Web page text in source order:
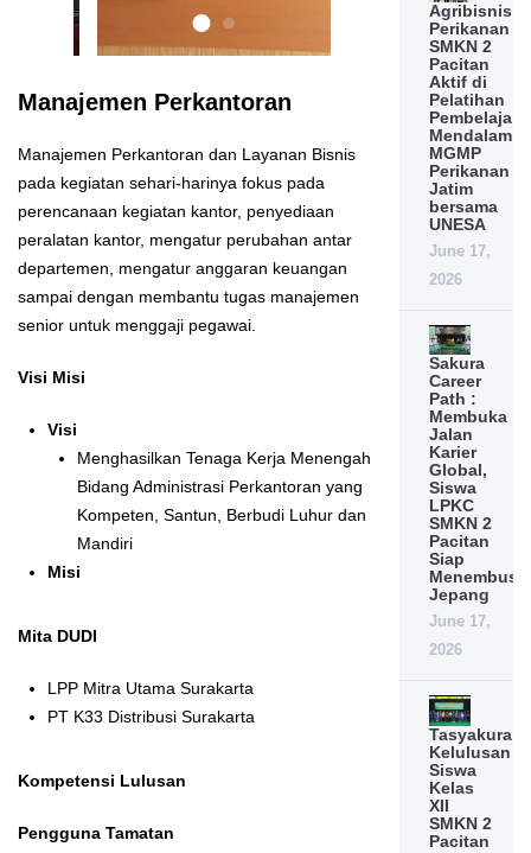
Manajemen Perkantoran
Manajemen Perkantoran dan Layanan Bisnis
pada kegiatan sehari-harinya fokus pada
perencanaan kegiatan kantor, penyediaan
peralatan kantor, mengatur perubahan antar
departemen, mengatur anggaran keuangan
sampai dengan membantu tugas manajemen
senior untuk menggaji pegawai.
Visi Misi
Visi
Menghasilkan Tenaga Kerja Menengah
Bidang Administrasi Perkantoran yang
Kompeten, Santun, Berbudi Luhur dan
Mandiri
Misi
Mita DUDI
LPP Mitra Utama Surakarta
PT K33 Distribusi Surakarta
Kompetensi Lulusan
Pengguna Tamatan
Agribisnis
Perikanan
SMKN 2
Pacitan
Aktif di
Pelatihan
Mendalam
MGMP
Perikanan
Jatim
bersama
UNESA
June 17,
2026
Sakura
Career
Path :
Membuka
Jalan
Karier
Global,
Siswa
LPKC
SMKN 2
Pacitan
Siap
Menembus
Jepang
June 17,
2026
Tasyakuran
Kelulusan
Siswa
Kelas
XII
SMKN 2
Pacitan